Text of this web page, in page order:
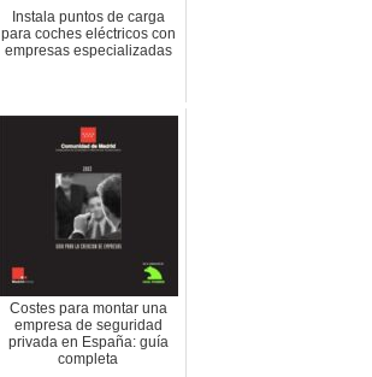
Instala puntos de carga
para coches eléctricos con
empresas especializadas
Costes para montar una
empresa de seguridad
privada en España: guía
completa